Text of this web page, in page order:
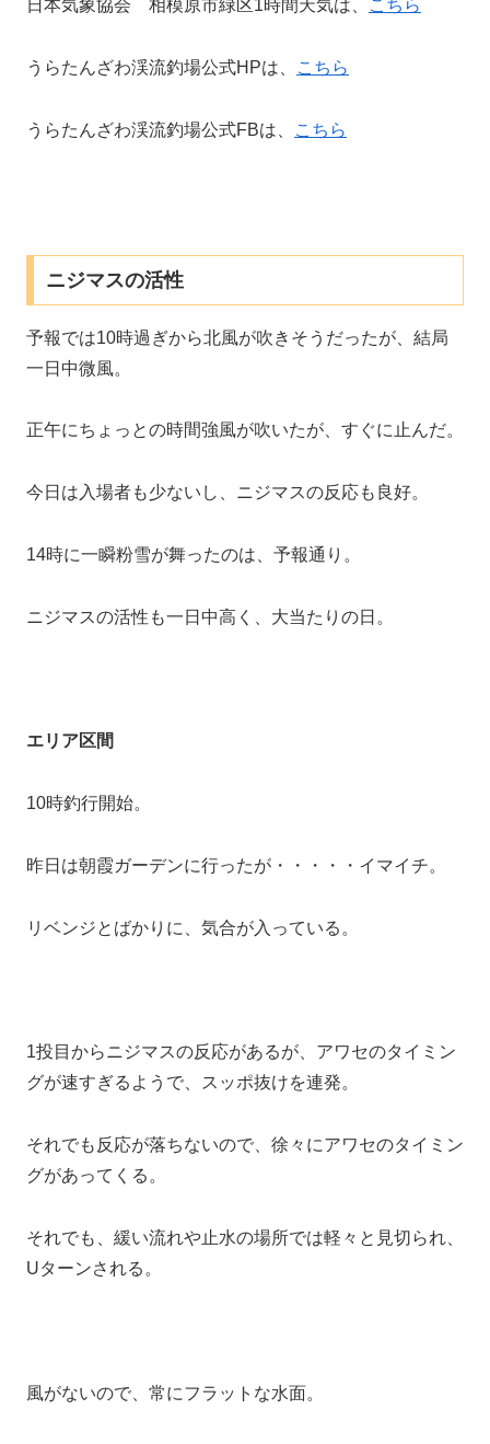
日本気象協会 相模原市緑区1時間天気は、 こちら
うらたんざわ渓流釣場公式HPは、 こちら
うらたんざわ渓流釣場公式FBは、 こちら
ニジマスの活性
予報では10時過ぎから北風が吹きそうだったが、結局
一日中微風。
正午にちょっとの時間強風が吹いたが、すぐに止んだ。
今日は入場者も少ないし、ニジマスの反応も良好。
14時に一瞬粉雪が舞ったのは、予報通り。
ニジマスの活性も一日中高く、大当たりの日。
エリア区間
10時釣行開始。
昨日は朝霞ガーデンに行ったが・・・・・イマイチ。
リベンジとばかりに、気合が入っている。
1投目からニジマスの反応があるが、アワセのタイミン
グが速すぎるようで、スッポ抜けを連発。
それでも反応が落ちないので、徐々にアワセのタイミン
グがあってくる。
それでも、緩い流れや止水の場所では軽々と見切られ、
Uターンされる。
風がないので、常にフラットな水面。